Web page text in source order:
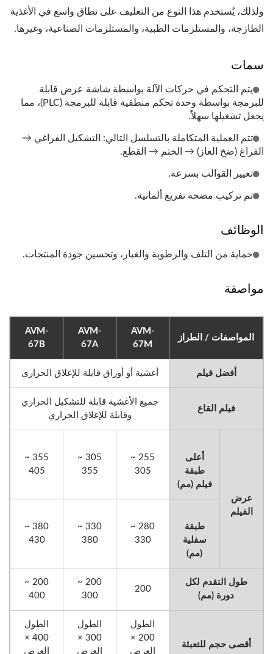
ولذلك، يُستخدم هذا النوع من التغليف على نطاق واسع في الأغذية
الطازجة، والمستلزمات الطبية، والمستلزمات الصناعية، وغيرها.
سمات
يتم التحكم في حركات الآلة بواسطة شاشة عرض قابلة
للبرمجة بواسطة وحدة تحكم منطقية قابلة للبرمجة (PLC)، مما
يجعل تشغيلها سهلاً.
تتم العملية المتكاملة بالتسلسل التالي: التشكيل الفراغي →
الفراغ (ضخ الغاز) → الختم → القطع.
تغيير القوالب بسرعة.
تم تركيب مضخة تفريغ ألمانية.
الوظائف
حماية من التلف والرطوبة والغبار، وتحسين جودة المنتجات.
مواصفة
المواصفات / الطراز
AVM-
67M
AVM-
67A
AVM-
67B
أفضل فيلم أغشية أو أوراق قابلة للإغلاق الحراري
فيلم القاع
جميع الأغشية قابلة للتشكيل الحراري
وقابلة للإغلاق الحراري
عرض
الفيلم
أعلى
طبقة
فيلم (مم)
255 ~
305
305 ~
355
355 ~
405
طبقة
سفلية
(مم)
280 ~
330
330 ~
380
380 ~
430
طول التقدم لكل
دورة (مم)
200
200 ~
300
200 ~
400
أقصى حجم للتعبئة
الطول
200 ×
العرض
الطول
300 ×
العرض
الطول
400 ×
العرض